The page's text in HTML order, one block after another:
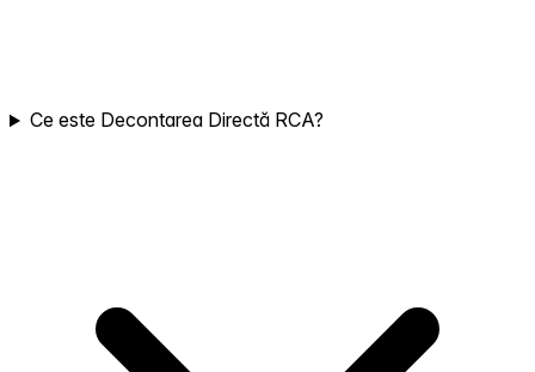
Ce este Decontarea Directă RCA?